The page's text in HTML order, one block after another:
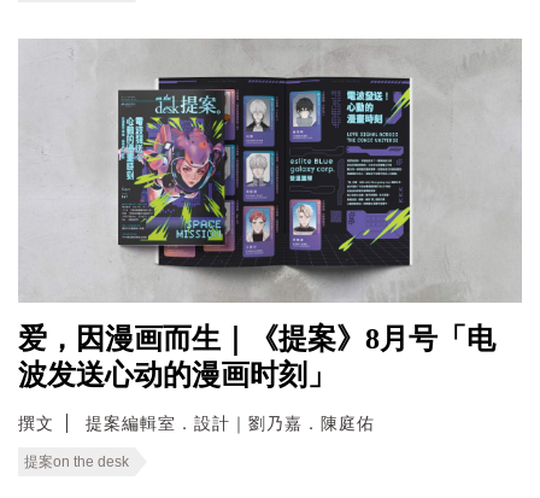
爱，因漫画而生｜《提案》8月号「电
波发送心动的漫画时刻」
撰文 提案編輯室．設計｜劉乃嘉．陳庭佑
提案on the desk